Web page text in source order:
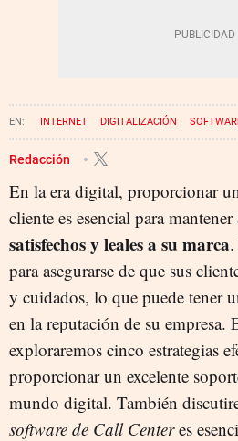
INTERNET DIGITALIZACIÓN
PRODUCTO CONTENIDO PATROCINADO
Redacción
En la era digital, proporcionar
cliente es esencial para mantener
satisfechos y leales a su marca
para asegurarse de que sus
y cuidados, lo que puede tener
en la reputación de su empresa.
exploraremos cinco estrategias
proporcionar un excelente
mundo digital. También
software de Call Centeres